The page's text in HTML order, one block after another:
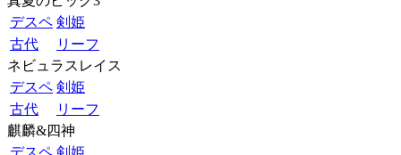
デスペ 剣姫
古代
リーフ
ネビュラスレイス
デスペ 剣姫
古代
リーフ
麒麟&四神
デスペ 剣姫